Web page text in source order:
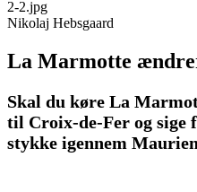
Nikolaj Hebsgaard
La Marmotte
Skal du køre La
til Croix-de-Fer og
stykke igennem